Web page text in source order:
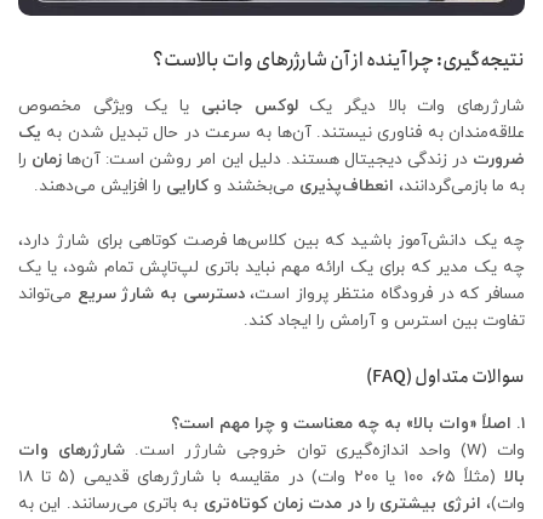
نتیجه‌گیری: چرا آینده از آن شارژرهای وات بالاست؟
شارژرهای وات بالا دیگر یکلوکس جانبی یا یک ویژگی مخصوص
علاقه‌مندان به فناوری نیستند. آن‌ها به سرعت در حال تبدیل شدن به یک
ضرورت در زندگی دیجیتال هستند. دلیل این امر روشن است: آن‌ها زمان را
به ما بازمی‌گردانند، انعطاف‌پذیری می‌بخشند و کارایی را افزایش می‌دهند.
چه یک دانش‌آموز باشید که بین کلاس‌ها فرصت کوتاهی برای شارژ دارد،
چه یک مدیر که برای یک ارائه مهم نباید باتری لپ‌تاپش تمام شود، یا یک
مسافر که در فرودگاه منتظر پرواز است،دسترسی به شارژ سریع می‌تواند
تفاوت بین استرس و آرامش را ایجاد کند.
سوالات متداول (FAQ)
۱. اصلاً «وات بالا» به چه معناست و چرا مهم است؟
وات (W) واحد اندازه‌گیری توان خروجی شارژر است.
شارژرهای وات
بالا
(مثلاً ۶۵، ۱۰۰ یا ۲۰۰ وات) در مقایسه با شارژرهای قدیمی (۵ تا ۱۸
وات)، انرژی بیشتری را در مدت زمان کوتاه‌تری به باتری می‌رسانند. این به